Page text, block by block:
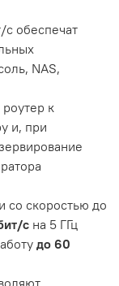
обеспечат
NAS,
к
и, при
со скоростью до
с на 5 ГГц
до 60